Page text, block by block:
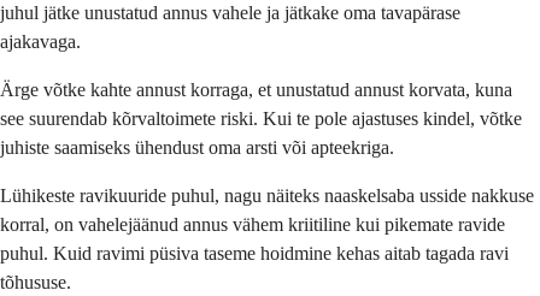
juhul jätke unustatud annus vahele ja jätkake oma tavapärase
ajakavaga.
Ärge võtke kahte annust korraga, et unustatud annust korvata, kuna
see suurendab kõrvaltoimete riski. Kui te pole ajastuses kindel, võtke
juhiste saamiseks ühendust oma arsti või apteekriga.
Lühikeste ravikuuride puhul, nagu näiteks naaskelsaba usside nakkuse
korral, on vahelejäänud annus vähem kriitiline kui pikemate ravide
puhul. Kuid ravimi püsiva taseme hoidmine kehas aitab tagada ravi
tõhususe.